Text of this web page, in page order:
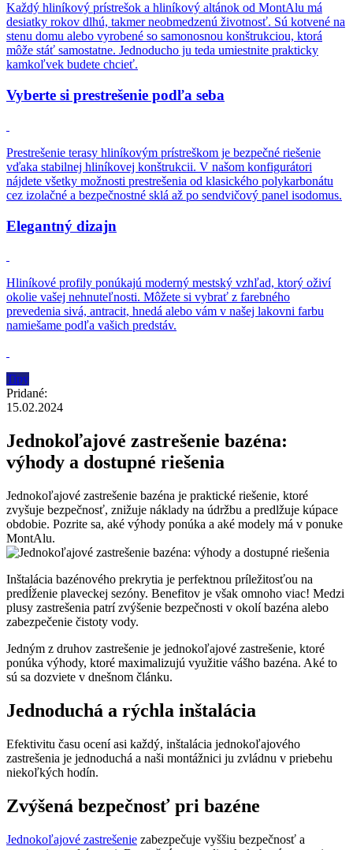
Každý hliníkový prístrešok a hliníkový altánok od MontAlu má
desiatky rokov dlhú, takmer neobmedzenú životnosť. Sú kotvené na
stenu domu alebo vyrobené so samonosnou konštrukciou, ktorá
môže stáť samostatne. Jednoducho ju teda umiestnite prakticky
kamkoľvek budete chcieť.
Vyberte si prestrešenie podľa seba
Prestrešenie terasy hliníkovým prístreškom je bezpečné riešenie
vďaka stabilnej hliníkovej konštrukcii. V našom konfigurátori
nájdete všetky možnosti prestrešenia od klasického polykarbonátu
cez izolačné a bezpečnostné sklá až po sendvičový panel isodomus.
Elegantný dizajn
Hliníkové profily ponúkajú moderný mestský vzhľad, ktorý oživí
okolie vašej nehnuteľnosti. Môžete si vybrať z farebného
prevedenia sivá, antracit, hnedá alebo vám v našej lakovni farbu
namiešame podľa vašich predstáv.
Tipy
Pridané:
15.02.2024
Jednokoľajové zastrešenie bazéna:
výhody a dostupné riešenia
Jednokoľajové zastrešenie bazéna je praktické riešenie, ktoré
zvyšuje bezpečnosť, znižuje náklady na údržbu a predlžuje kúpace
obdobie. Pozrite sa, aké výhody ponúka a aké modely má v ponuke
MontAlu.
Inštalácia bazénového prekrytia je perfektnou príležitosťou na
predĺženie plaveckej sezóny. Benefitov je však omnoho viac! Medzi
plusy zastrešenia patrí zvýšenie bezpečnosti v okolí bazéna alebo
zabezpečenie čistoty vody.
Jedným z druhov zastrešenie je jednokoľajové zastrešenie, ktoré
ponúka výhody, ktoré maximalizujú využitie vášho bazéna. Aké to
sú sa dozviete v dnešnom článku.
Jednoduchá a rýchla inštalácia
Efektivitu času ocení asi každý, inštalácia jednokoľajového
zastrešenia je jednoduchá a naši montážnici ju zvládnu v priebehu
niekoľkých hodín.
Zvýšená bezpečnosť pri bazéne
Jednokoľajové zastrešenie zabezpečuje vyššiu bezpečnosť a